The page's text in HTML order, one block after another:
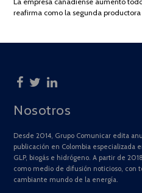
reafirma como la segunda productora
Nosotros
Desde 2014, Grupo Comunicar edita
publicación en Colombia especializada
GLP, biogás e hidrógeno. A partir de
como medio de difusión noticioso, con
cambiante mundo de la energía.